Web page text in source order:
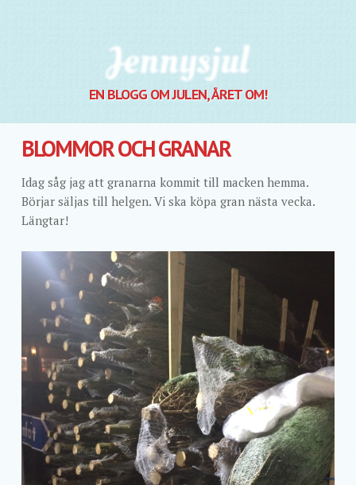
Jennysjul
EN BLOGG OM JULEN, ÅRET OM!
BLOMMOR OCH GRANAR
Idag såg jag att granarna kommit till macken hemma.
Börjar säljas till helgen. Vi ska köpa gran nästa vecka.
Längtar!